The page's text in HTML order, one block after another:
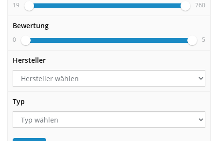
19 760
Bewertung
0 5
Hersteller
Typ